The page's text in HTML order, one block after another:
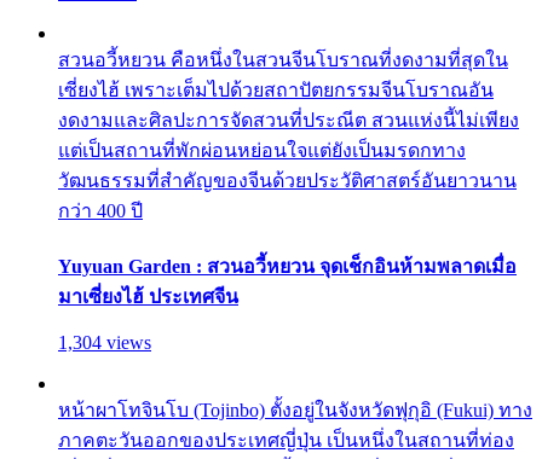
สวนอวี้หยวน คือหนึ่งในสวนจีนโบราณที่งดงามที่สุดใน
เซี่ยงไฮ้ เพราะเต็มไปด้วยสถาปัตยกรรมจีนโบราณอัน
งดงามและศิลปะการจัดสวนที่ประณีต สวนแห่งนี้ไม่เพียง
แต่เป็นสถานที่พักผ่อนหย่อนใจแต่ยังเป็นมรดกทาง
วัฒนธรรมที่สำคัญของจีนด้วยประวัติศาสตร์อันยาวนาน
กว่า 400 ปี
Yuyuan Garden : สวนอวี้หยวน จุดเช็กอินห้ามพลาดเมื่อ
มาเซี่ยงไฮ้ ประเทศจีน
1,304 views
หน้าผาโทจินโบ (Tojinbo) ตั้งอยู่ในจังหวัดฟุกุอิ (Fukui) ทาง
ภาคตะวันออกของประเทศญี่ปุ่น เป็นหนึ่งในสถานที่ท่อง